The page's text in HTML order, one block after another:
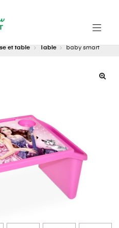
et table Table baby smart